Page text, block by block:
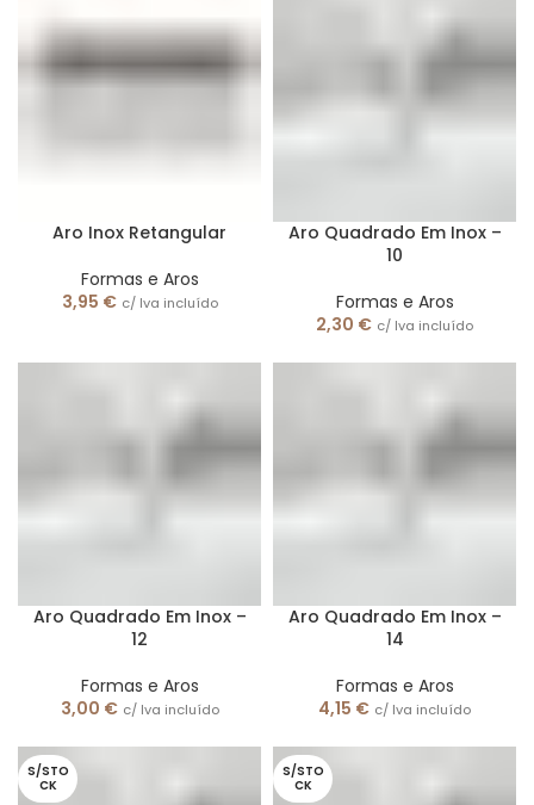
Aro Inox Retangular
Formas e Aros
3,95 € c/ Iva incluído
Aro Quadrado Em Inox –
10
Formas e Aros
2,30 € c/ Iva incluído
Aro Quadrado Em Inox –
12
Formas e Aros
3,00 € c/ Iva incluído
Aro Quadrado Em Inox –
14
Formas e Aros
4,15 € c/ Iva incluído
S/STO
CK
S/STO
CK